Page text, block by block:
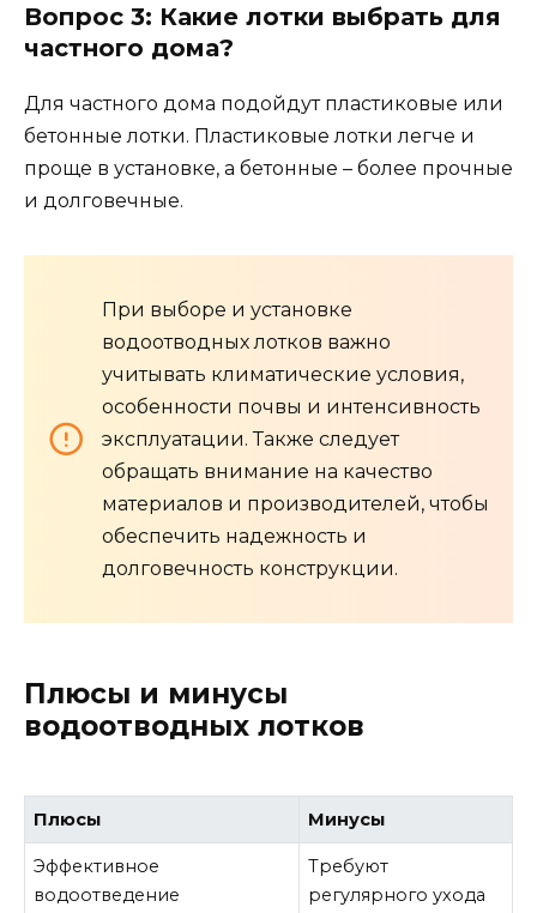
Вопрос 3: Какие лотки выбрать для
частного дома?
Для частного дома подойдут пластиковые или
бетонные лотки. Пластиковые лотки легче и
проще в установке, а бетонные – более прочные
и долговечные.
При выборе и установке
водоотводных лотков важно
учитывать климатические условия,
особенности почвы и интенсивность
эксплуатации. Также следует
обращать внимание на качество
материалов и производителей, чтобы
обеспечить надежность и
долговечность конструкции.
Плюсы и минусы
водоотводных лотков
Плюсы Минусы
Эффективное
водоотведение
Требуют
регулярного ухода